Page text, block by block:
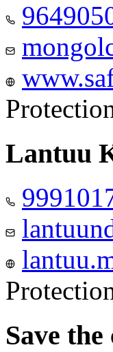
Lantuu
Save